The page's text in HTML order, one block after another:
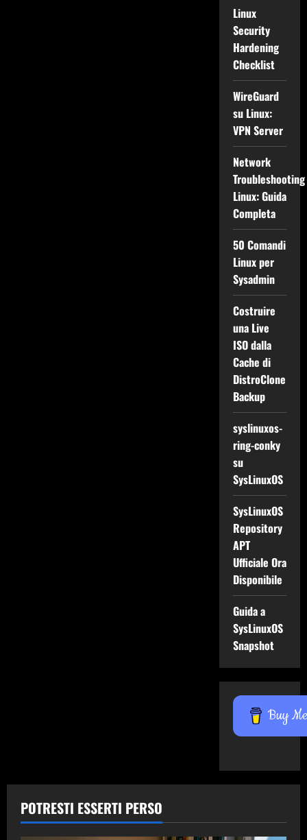
Linux
Security
Hardening
Checklist
WireGuard
su Linux:
VPN Server
Network
Troubleshooting
Linux: Guida
Completa
50 Comandi
Linux per
Sysadmin
Costruire
una Live
ISO dalla
Cache di
DistroClone
Backup
syslinuxos-
ring-conky
su
SysLinuxOS
SysLinuxOS
Repository
APT
Ufficiale Ora
Disponibile
Guida a
SysLinuxOS
Snapshot
Buy
POTRESTI ESSERTI PERSO